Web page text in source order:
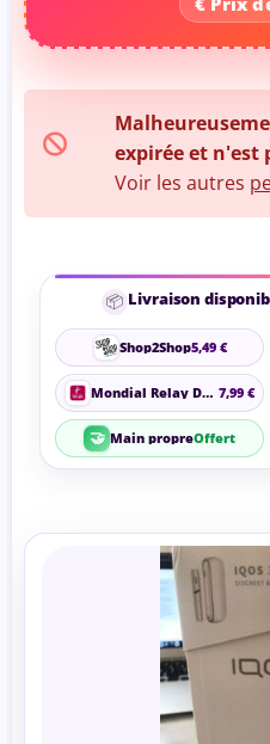
expirée et n'est
Voir les autres
📦 Livraison
Shop2Shop5,49 €
Mondial Relay Domicile 7,99 €
🤝 Main propreOffert